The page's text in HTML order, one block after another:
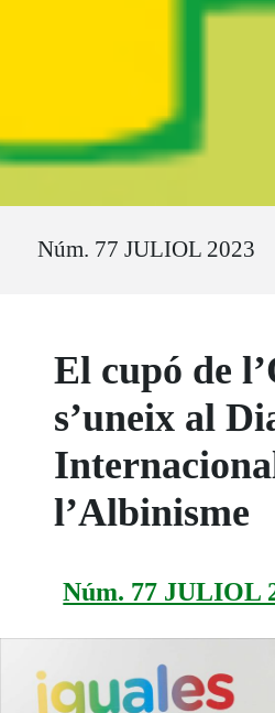
Núm. 77 JULIOL 2023
El cupó de
s’uneix al
l’Albinisme
Núm. 77 JULIOL